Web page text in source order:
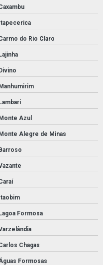
do Rio Claro
Azul
Alegre de Minas
Formosa
Chagas
Formosas